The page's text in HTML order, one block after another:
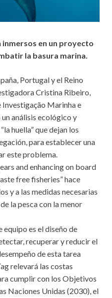
en un proyecto
la basura marina.
Portugal y el Reino
Cristina Ribeiro,
Marinha e
análisis ecológico y
huella” que dejan los
para establecer una
este problema.
and enhancing on board
free fisheries” hace
y a las medidas necesarias
la pesca con la menor
es el diseño de
recuperar y reducir el
de esta tarea
relevará las costas
cumplir con los Objetivos
Naciones Unidas (2030), el